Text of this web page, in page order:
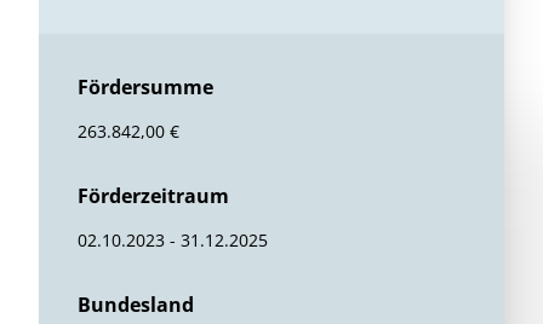
Fördersumme
263.842,00 €
Förderzeitraum
02.10.2023 - 31.12.2025
Bundesland